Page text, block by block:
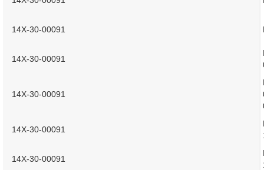
14X-30-00091
14X-30-00091
14X-30-00091
14X-30-00091
14X-30-00091